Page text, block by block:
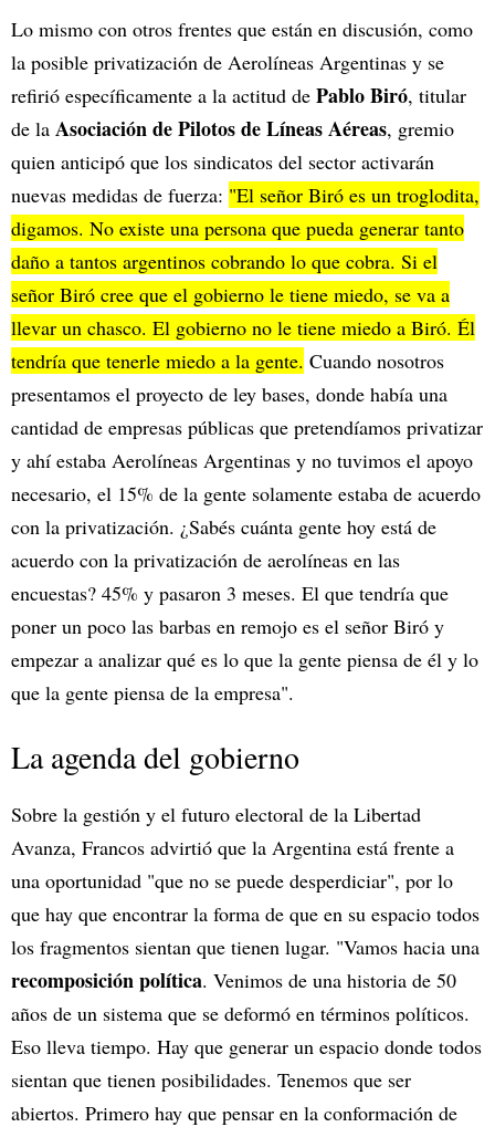
Lo mismo con otros frentes que están en discusión, como
la posible privatización de Aerolíneas Argentinas y se
refirió específicamente a la actitud de Pablo Biró, titular
de la Asociación de Pilotos de Líneas Aéreas, gremio
quien anticipó que los sindicatos del sector activarán
nuevas medidas de fuerza: "El señor Biró es un troglodita,
digamos. No existe una persona que pueda generar tanto
daño a tantos argentinos cobrando lo que cobra. Si el
señor Biró cree que el gobierno le tiene miedo, se va a
llevar un chasco. El gobierno no le tiene miedo a Biró. Él
tendría que tenerle miedo a la gente. Cuando nosotros
presentamos el proyecto de ley bases, donde había una
cantidad de empresas públicas que pretendíamos privatizar
y ahí estaba Aerolíneas Argentinas y no tuvimos el apoyo
necesario, el 15% de la gente solamente estaba de acuerdo
con la privatización. ¿Sabés cuánta gente hoy está de
acuerdo con la privatización de aerolíneas en las
encuestas? 45% y pasaron 3 meses. El que tendría que
poner un poco las barbas en remojo es el señor Biró y
empezar a analizar qué es lo que la gente piensa de él y lo
que la gente piensa de la empresa".
La agenda del gobierno
Sobre la gestión y el futuro electoral de la Libertad
Avanza, Francos advirtió que la Argentina está frente a
una oportunidad "que no se puede desperdiciar", por lo
que hay que encontrar la forma de que en su espacio todos
los fragmentos sientan que tienen lugar. "Vamos hacia una
recomposición política. Venimos de una historia de 50
años de un sistema que se deformó en términos políticos.
Eso lleva tiempo. Hay que generar un espacio donde todos
sientan que tienen posibilidades. Tenemos que ser
abiertos. Primero hay que pensar en la conformación de